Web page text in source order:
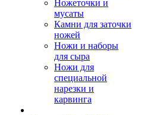
Ножеточки и
мусаты
Камни для заточки
ножей
Ножи и наборы
для сыра
Ножи для
специальной
нарезки и
карвинга